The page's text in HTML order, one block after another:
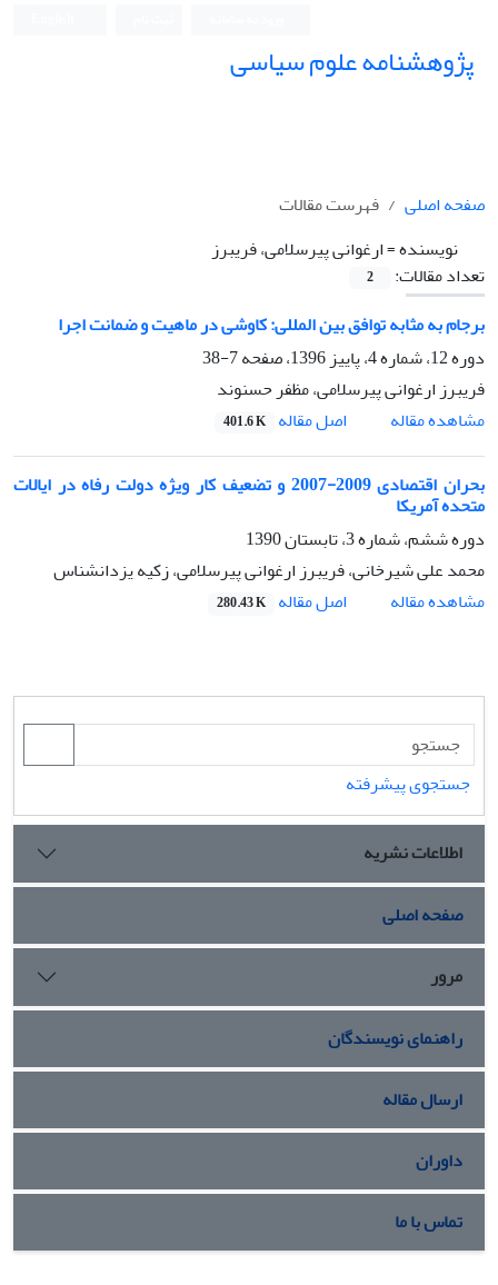
پژوهشنامه علوم سیاسی
صفحه اصلی
فهرست مقالات
نویسنده =ارغوانی پیرسلامی، فریبرز
تعداد مقالات:
2
برجام به مثابه توافق بین المللی: کاوشی در ماهیت و ضمانت اجرا
دوره 12، شماره 4، پاییز 1396، صفحه
7-38
فریبرز ارغوانی پیرسلامی، مظفر حسنوند
مشاهده مقاله
اصل مقاله 401.6 K
بحران اقتصادی 2009-2007 و تضعیف کار ویژه دولت رفاه در ایالات
متحده آمریکا
دوره ششم، شماره 3، تابستان 1390
محمد علی شیرخانی، فریبرز ارغوانی پیرسلامی، زکیه یزدانشناس
مشاهده مقاله
اصل مقاله 280.43 K
جستجوی پیشرفته
اطلاعات نشریه
صفحه اصلی
مرور
راهنمای نویسندگان
ارسال مقاله
داوران
تماس با ما